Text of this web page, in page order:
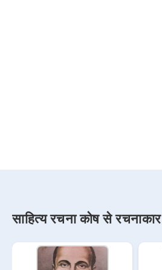
साहित्य रचना कोष से रचनाकार